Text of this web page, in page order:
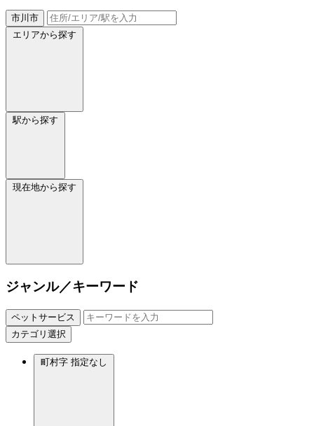
市川市
エリアから探す
駅から探す
現在地から探す
ジャンル／キーワード
ペットサービス
カテゴリ選択
町村字 指定なし